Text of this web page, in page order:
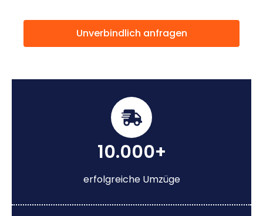
Unverbindlich anfragen
10.000+
erfolgreiche Umzüge